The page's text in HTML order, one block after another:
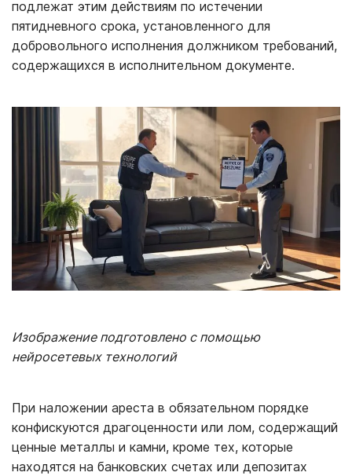
подлежат этим действиям по истечении
пятидневного срока, установленного для
добровольного исполнения должником требований,
содержащихся в исполнительном документе.
Изображение подготовлено с помощью
нейросетевых технологий
При наложении ареста в обязательном порядке
конфискуются драгоценности или лом, содержащий
ценные металлы и камни, кроме тех, которые
находятся на банковских счетах или депозитах